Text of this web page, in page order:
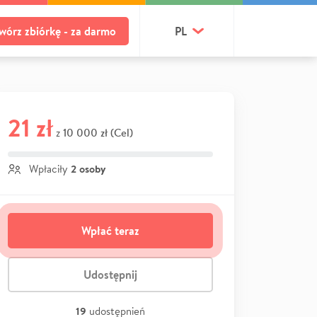
zbiórkę - za darmo PL
21 zł z 10 000 zł (Cel)
Wpłaciły 2 osoby
Wpłać teraz
Udostępnij
19 udostępnień